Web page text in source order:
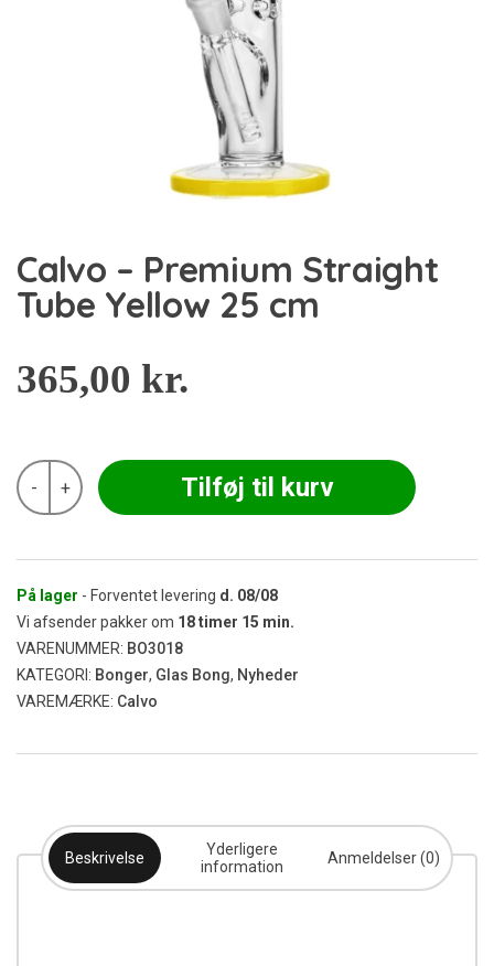
Calvo – Premium Straight
Tube Yellow 25 cm
365,00 kr.
-
Calvo
Premium
25
cm
antal
+ Tilføj til kurv
På lager - Forventet levering d. 08/08
Vi afsender pakker om 18timer 15 min.
VARENUMMER: BO3018
KATEGORI: Bonger, Glas Bong, Nyheder
VAREMÆRKE: Calvo
Beskrivelse
Yderligere
information
Anmeldelser (0)